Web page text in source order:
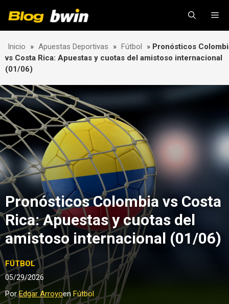
Inicio » Apuestas Deportivas » Fútbol » Pronósticos
vs Costa Rica: Apuestas y cuotas del amistoso internacional
(01/06)
Pronósticos Colombia vs Costa
Rica: Apuestas y cuotas del
amistoso internacional (01/06)
FÚTBOL
05/29/2026
PorEdgar Arroyoen Fútbol